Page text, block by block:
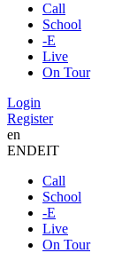
Call
School
-E
Live
On Tour
Login
Register
en
ENDEIT
Call
School
-E
Live
On Tour